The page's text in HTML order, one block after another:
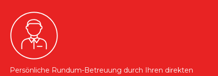
Persönliche Rundum-Betreuung durch Ihren direkten